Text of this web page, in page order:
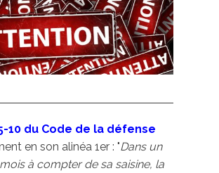
10 du Code de la défense
en son alinéa 1er : "Dans un
à compter de sa saisine, la